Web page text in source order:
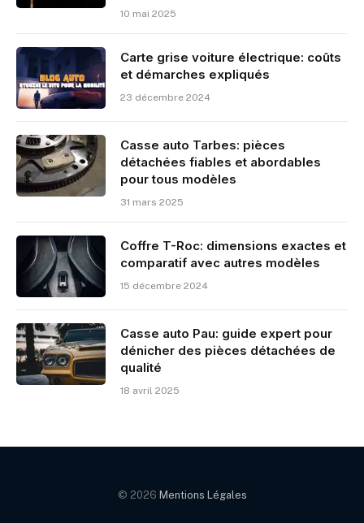
10 mai 2025
Carte grise voiture électrique: coûts
et démarches expliqués
23 décembre 2024
Casse auto Tarbes: pièces
détachées fiables et abordables
pour tous modèles
31 mars 2025
Coffre T-Roc: dimensions exactes et
comparatif avec autres modèles
15 décembre 2024
Casse auto Pau: guide expert pour
dénicher des pièces détachées de
qualité
18 avril 2025
© 2026 Mentions Légales